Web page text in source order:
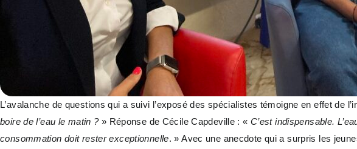
L’avalanche de questions qui a suivi l’exposé des spécialistes témoigne en effet
boire de l’eau le matin ?» Réponse de Cécile Capdeville : « C’est indispensable.
consommation doit rester exceptionnelle. » Avec une anecdote qui a surpris les